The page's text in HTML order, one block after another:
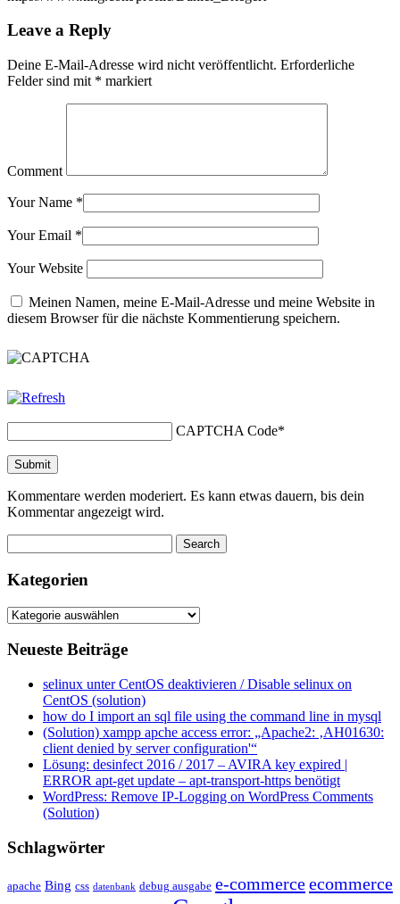
Leave a Reply
Deine E-Mail-Adresse wird nicht veröffentlicht. Erforderliche
Felder sind mit * markiert
Comment
Your Name *
Your Email *
Your Website
Meinen Namen, meine E-Mail-Adresse und meine Website in
diesem Browser für die nächste Kommentierung speichern.
CAPTCHA Code*
Kommentare werden moderiert. Es kann etwas dauern, bis dein
Kommentar angezeigt wird.
Kategorien
Kategorien
Neueste Beiträge
selinux unter CentOS deaktivieren / Disable selinux on
CentOS (solution)
how do I import an sql file using the command line in mysql
(Solution) xampp apche access error: „Apache2: ‚AH01630:
client denied by server configuration'“
Lösung: desinfect 2016 / 2017 – AVIRA key expired |
ERROR apt-get update – apt-transport-https benötigt
WordPress: Remove IP-Logging on WordPress Comments
(Solution)
Schlagwörter
apache Bing css datenbank debug ausgabe e-commerceecommerce